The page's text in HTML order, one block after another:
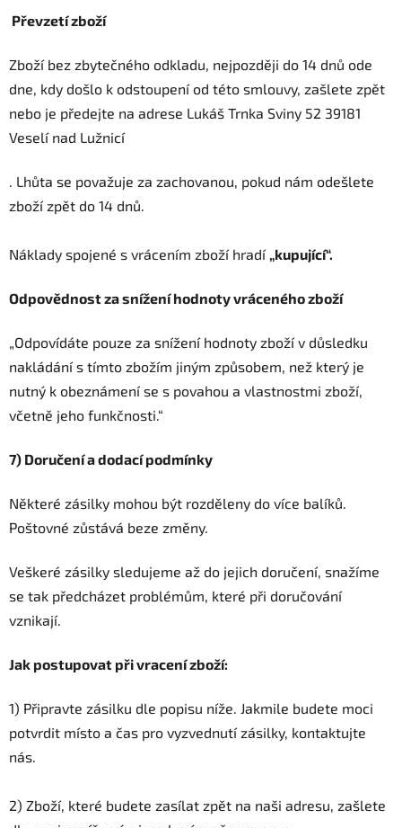
Převzetí zboží
Zboží bez zbytečného odkladu, nejpozději do 14 dnů ode
dne, kdy došlo k odstoupení od této smlouvy, zašlete zpět
nebo je předejte na adrese Lukáš Trnka Sviny 52 39181
Veselí nad Lužnicí
. Lhůta se považuje za zachovanou, pokud nám odešlete
zboží zpět do 14 dnů.
Náklady spojené s vrácením zboží hradí „kupující“.
Odpovědnost za snížení hodnoty vráceného zboží
„Odpovídáte pouze za snížení hodnoty zboží v důsledku
nakládání s tímto zbožím jiným způsobem, než který je
nutný k obeznámení se s povahou a vlastnostmi zboží,
včetně jeho funkčnosti.“
7) Doručení a dodací podmínky
Některé zásilky mohou být rozděleny do více balíků.
Poštovné zůstává beze změny.
Veškeré zásilky sledujeme až do jejich doručení, snažíme
se tak předcházet problémům, které při doručování
vznikají.
Jak postupovat při vracení zboží:
1) Připravte zásilku dle popisu níže. Jakmile budete moci
potvrdit místo a čas pro vyzvednutí zásilky, kontaktujte
nás.
2) Zboží, které budete zasílat zpět na naši adresu, zašlete